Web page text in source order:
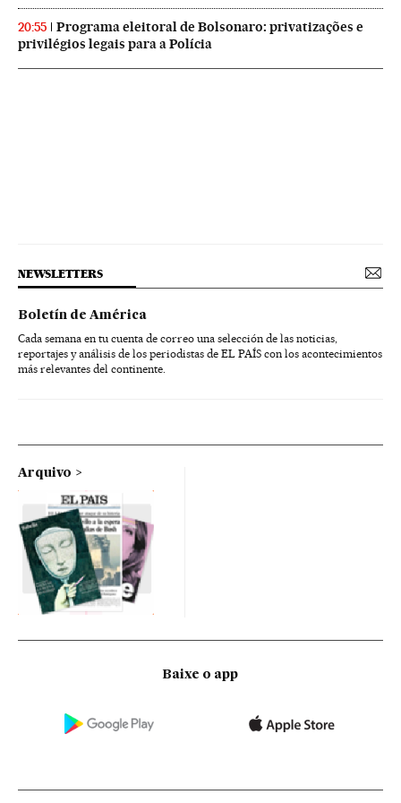
20:55
Programa eleitoral de Bolsonaro: privatizações e
privilégios legais para a Polícia
NEWSLETTERS
Boletín de América
Cada semana en tu cuenta de correo una selección de las noticias,
reportajes y análisis de los periodistas de EL PAÍS con los acontecimientos
más relevantes del continente.
Arquivo
Baixe o app